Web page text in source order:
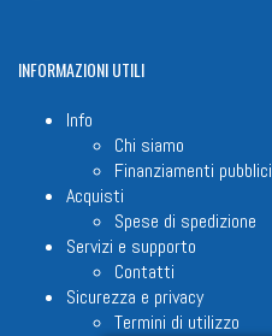
INFORMAZIONIUTILI
Info
Chi siamo
Finanziamenti pubblici
Acquisti
Spese di spedizione
Servizi e supporto
Contatti
Sicurezza e privacy
Termini di utilizzo